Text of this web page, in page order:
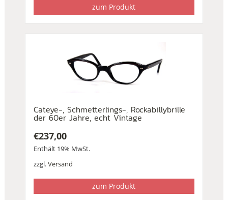
zum Produkt
Cateye-, Schmetterlings-, Rockabillybrille
der 60er Jahre, echt Vintage
€237,00
Enthält 19% MwSt.
zzgl.Versand
zum Produkt